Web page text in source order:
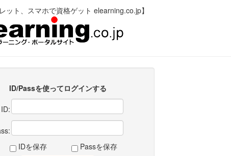
ット、スマホで資格ゲット elearning.co.jp】
ID/Passを使ってログインする
ID:
IDを保存
Passを保存